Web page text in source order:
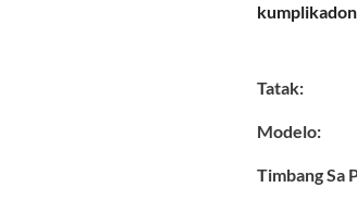
Tatak:
Modelo:
Timbang Sa